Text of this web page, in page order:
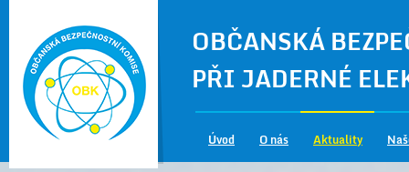
OBČANSKÁ
PŘI JADERNÉ
Úvod O nás Aktuality